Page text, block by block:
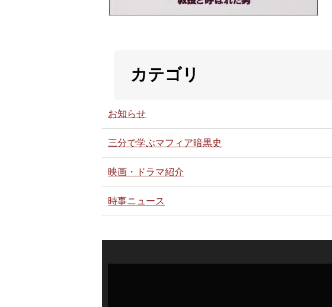
カテゴリ
お知らせ
三分で学ぶマフィア暗黒史
映画・ドラマ紹介
時事ニュース